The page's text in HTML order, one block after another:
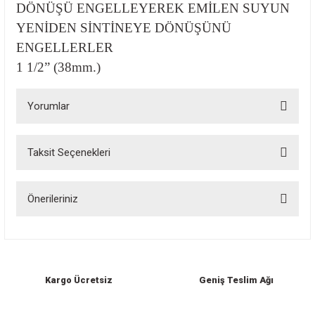
DÖNÜŞÜ ENGELLEYEREK EMİLEN SUYUN
YENİDEN SİNTİNEYE DÖNÜŞÜNÜ
ENGELLERLER
1 1/2” (38mm.)
Yorumlar
Taksit Seçenekleri
Önerileriniz
Kargo Ücretsiz Geniş Teslim Ağı